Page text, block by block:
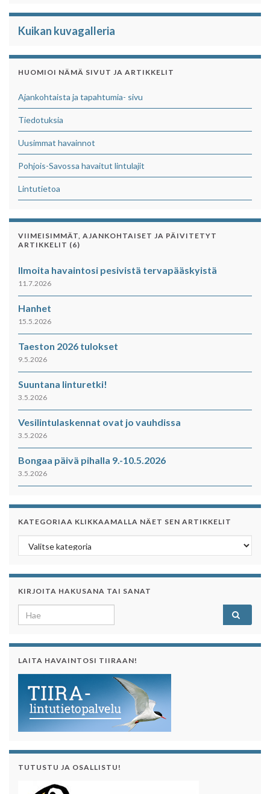
Kuikan kuvagalleria
HUOMIOI NÄMÄ SIVUT JA ARTIKKELIT
Ajankohtaista ja tapahtumia- sivu
Tiedotuksia
Uusimmat havainnot
Pohjois-Savossa havaitut lintulajit
Lintutietoa
VIIMEISIMMÄT, AJANKOHTAISET JA PÄIVITETYT
ARTIKKELIT (6)
Ilmoita havaintosi pesivistä tervapääskyistä
11.7.2026
Hanhet
15.5.2026
Taeston 2026 tulokset
9.5.2026
Suuntana linturetki!
3.5.2026
Vesilintulaskennat ovat jo vauhdissa
3.5.2026
Bongaa päivä pihalla 9.-10.5.2026
3.5.2026
KATEGORIAA KLIKKAAMALLA NÄET SEN ARTIKKELIT
Kategoriaa klikkaamalla näet sen artikkelit
KIRJOITA HAKUSANA TAI SANAT
Search for:
LAITA HAVAINTOSI TIIRAAN!
TUTUSTU JA OSALLISTU!